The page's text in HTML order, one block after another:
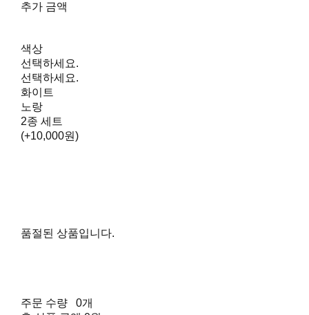
추가 금액
색상
선택하세요.
선택하세요.
화이트
노랑
2종 세트
(+10,000원)
품절된 상품입니다.
주문 수량
0개